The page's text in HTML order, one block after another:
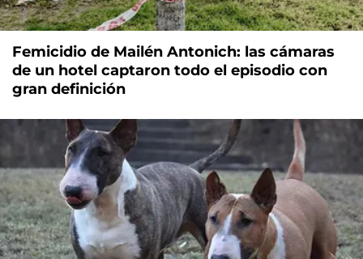
Femicidio de Mailén Antonich: las cámaras
de un hotel captaron todo el episodio con
gran definición